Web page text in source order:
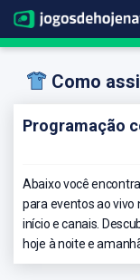
Como
Programação
Abaixo você
para eventos ao vivo
início e canais.
hoje à noite e